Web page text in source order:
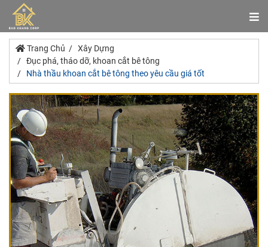
Trang Chủ
Xây Dựng
Đục phá, tháo dỡ, khoan cắt bê tông
Nhà thầu khoan cắt bê tông theo yêu cầu giá tốt